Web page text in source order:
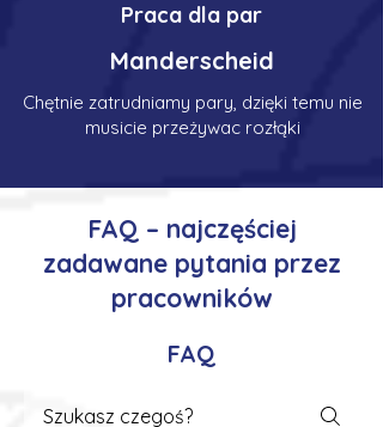
Praca dla par
Manderscheid
Chętnie zatrudniamy pary, dzięki temu nie
musicie przeżywac rozłąki
FAQ – najczęściej
zadawane pytania przez
pracowników
FAQ